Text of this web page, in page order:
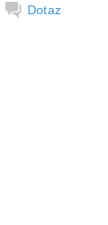
Dotaz